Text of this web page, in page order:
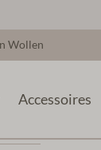
Wollen
Accessoires